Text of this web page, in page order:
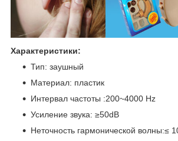
Характеристики:
Тип: заушный
Материал: пластик
Интервал частоты :200~4000 Hz
Усиление звука: ≥50dB
Неточность гармонической волны:≤